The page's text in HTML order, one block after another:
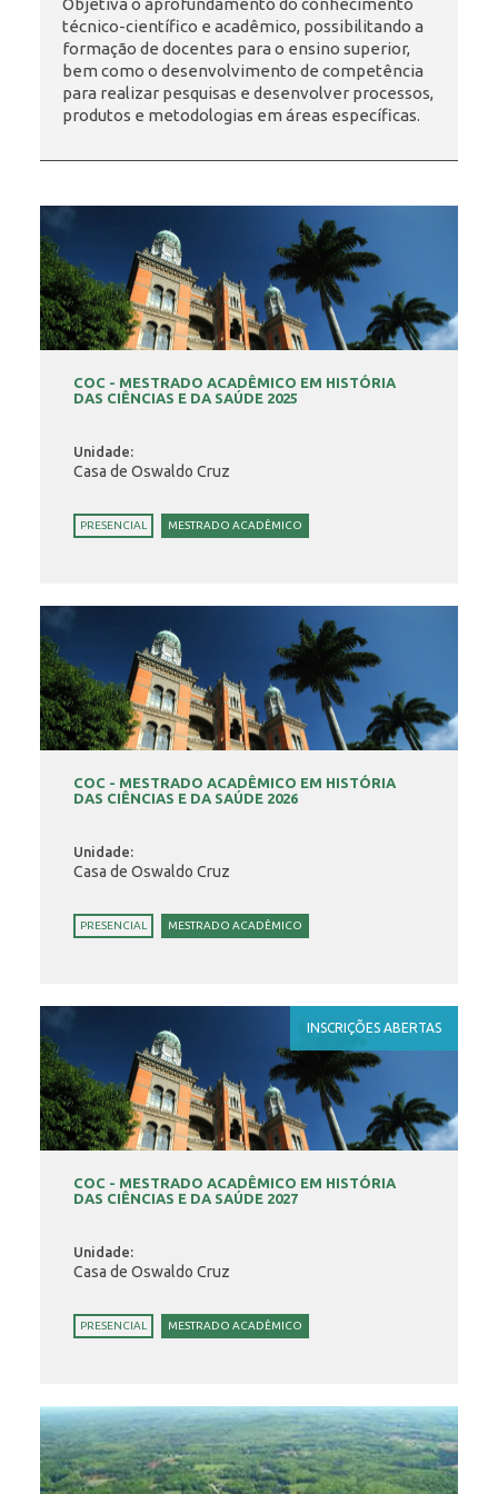
INSCRIÇÃO E SELEÇÃO
CONTATO
Objetiva o aprofundamento do conhecimento
técnico-científico e acadêmico, possibilitando a
formação de docentes para o ensino superior,
bem como o desenvolvimento de competência
para realizar pesquisas e desenvolver processos,
produtos e metodologias em áreas específicas.
COC - MESTRADO ACADÊMICO EM HISTÓRIA
DAS CIÊNCIAS E DA SAÚDE 2025
Unidade:
Casa de Oswaldo Cruz
PRESENCIAL MESTRADO ACADÊMICO
COC - MESTRADO ACADÊMICO EM HISTÓRIA
DAS CIÊNCIAS E DA SAÚDE 2026
Unidade:
Casa de Oswaldo Cruz
PRESENCIAL MESTRADO ACADÊMICO
INSCRIÇÕES ABERTAS
COC - MESTRADO ACADÊMICO EM HISTÓRIA
DAS CIÊNCIAS E DA SAÚDE 2027
Unidade:
Casa de Oswaldo Cruz
PRESENCIAL MESTRADO ACADÊMICO